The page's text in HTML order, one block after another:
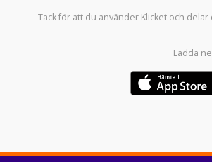
Tack för att du använder Klicket och delar
Ladda